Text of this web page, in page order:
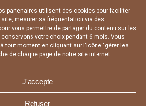
partenaires utilisent des cookies pour faciliter
mesurer sa fréquentation via des
vous permettre de partager du contenu sur les
votre choix pendant 6 mois. Vous
tout moment en cliquant sur l'icône "gérer les
de chaque page de notre site internet.
J'accepte
Refuser
PARTENAIRES OFFICIELS